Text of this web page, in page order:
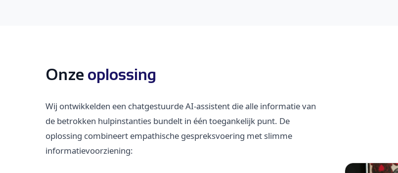
Onze oplossing
Wij ontwikkelden een chatgestuurde AI-assistent die alle informatie van
de betrokken hulpinstanties bundelt in één toegankelijk punt. De
oplossing combineert empathische gespreksvoering met slimme
informatievoorziening: